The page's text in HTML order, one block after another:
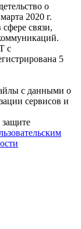
о
2020 г.
связи,
с
5
с данными о
сервисов и